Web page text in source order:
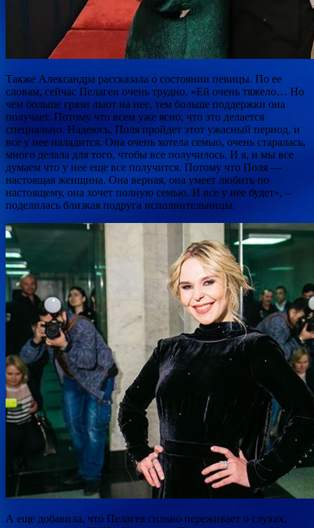
Также Александра рассказала о состоянии певицы. По ее
словам, сейчас Пелагеи очень трудно. «Ей очень тяжело… Но
чем больше грязи льют на нее, тем больше поддержки она
получает. Потому что всем уже ясно, что это делается
специально. Надеюсь, Поля пройдет этот ужасный период, и
все у нее наладится. Она очень хотела семью, очень старалась,
много делала для того, чтобы все получилось. И я, и мы все
думаем что у нее еще все получится. Потому что Поля —
настоящая женщина. Она верная, она умеет любить по
настоящему, она хочет полную семью. И все у нее будет», –
поделилась близкая подруга исполнительницы.
А еще добавила, что Пелагея сильно переживает о слухах,